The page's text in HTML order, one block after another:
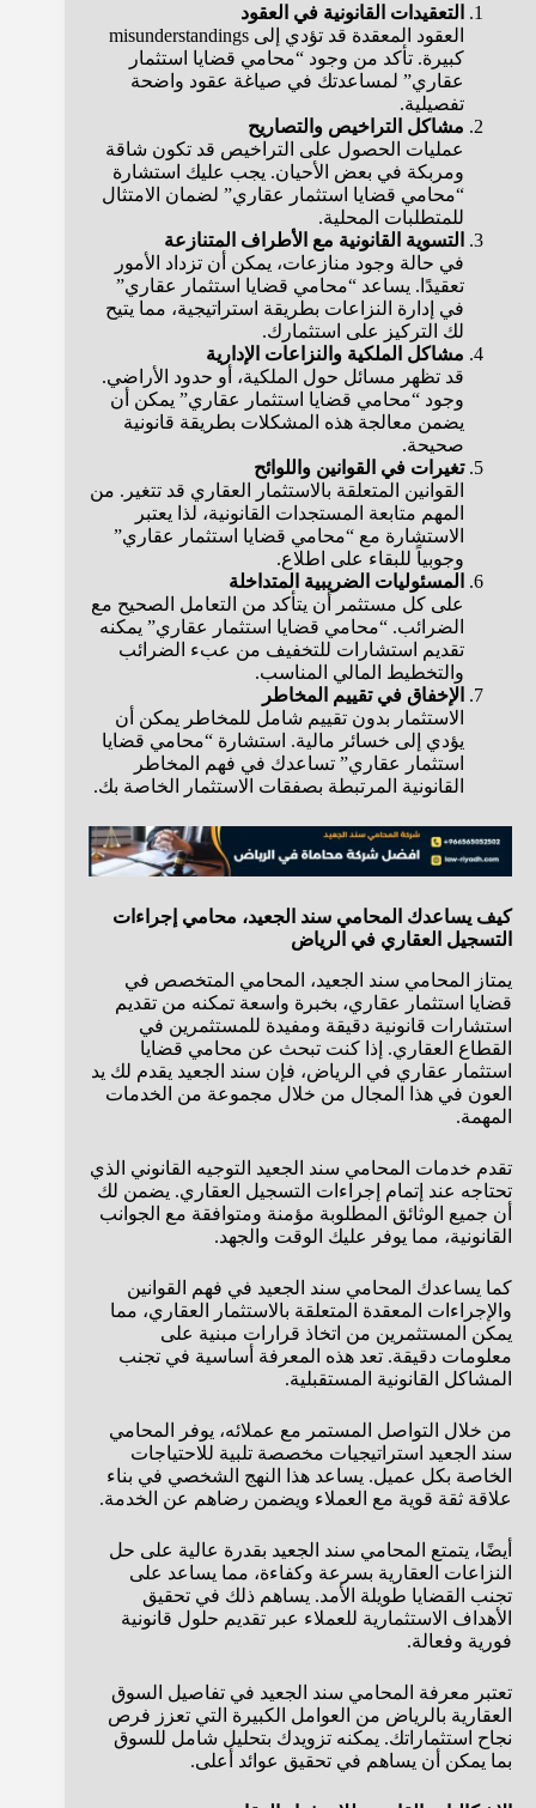
التعقيدات القانونية في العقود
العقود المعقدة قد تؤدي إلى misunderstandings
كبيرة. تأكد من وجود “محامي قضايا استثمار
عقاري” لمساعدتك في صياغة عقود واضحة
تفصيلية.
مشاكل التراخيص والتصاريح
عمليات الحصول على التراخيص قد تكون شاقة
ومربكة في بعض الأحيان. يجب عليك استشارة
“محامي قضايا استثمار عقاري” لضمان الامتثال
للمتطلبات المحلية.
التسوية القانونية مع الأطراف المتنازعة
في حالة وجود منازعات، يمكن أن تزداد الأمور
تعقيدًا. يساعد “محامي قضايا استثمار عقاري”
في إدارة النزاعات بطريقة استراتيجية، مما يتيح
لك التركيز على استثمارك.
مشاكل الملكية والنزاعات الإدارية
قد تظهر مسائل حول الملكية، أو حدود الأراضي.
وجود “محامي قضايا استثمار عقاري” يمكن أن
يضمن معالجة هذه المشكلات بطريقة قانونية
صحيحة.
تغيرات في القوانين واللوائح
القوانين المتعلقة بالاستثمار العقاري قد تتغير. من
المهم متابعة المستجدات القانونية، لذا يعتبر
الاستشارة مع “محامي قضايا استثمار عقاري”
وجوبياً للبقاء على اطلاع.
المسئوليات الضريبية المتداخلة
على كل مستثمر أن يتأكد من التعامل الصحيح مع
الضرائب. “محامي قضايا استثمار عقاري” يمكنه
تقديم استشارات للتخفيف من عبء الضرائب
والتخطيط المالي المناسب.
الإخفاق في تقييم المخاطر
الاستثمار بدون تقييم شامل للمخاطر يمكن أن
يؤدي إلى خسائر مالية. استشارة “محامي قضايا
استثمار عقاري” تساعدك في فهم المخاطر
القانونية المرتبطة بصفقات الاستثمار الخاصة بك.
كيف يساعدك المحامي سند الجعيد، محامي إجراءات
التسجيل العقاري في الرياض
يمتاز المحامي سند الجعيد، المحامي المتخصص في
قضايا استثمار عقاري، بخبرة واسعة تمكنه من تقديم
استشارات قانونية دقيقة ومفيدة للمستثمرين في
القطاع العقاري. إذا كنت تبحث عن محامي قضايا
استثمار عقاري في الرياض، فإن سند الجعيد يقدم لك يد
العون في هذا المجال من خلال مجموعة من الخدمات
المهمة.
تقدم خدمات المحامي سند الجعيد التوجيه القانوني الذي
تحتاجه عند إتمام إجراءات التسجيل العقاري. يضمن لك
أن جميع الوثائق المطلوبة مؤمنة ومتوافقة مع الجوانب
القانونية، مما يوفر عليك الوقت والجهد.
كما يساعدك المحامي سند الجعيد في فهم القوانين
والإجراءات المعقدة المتعلقة بالاستثمار العقاري، مما
يمكن المستثمرين من اتخاذ قرارات مبنية على
معلومات دقيقة. تعد هذه المعرفة أساسية في تجنب
المشاكل القانونية المستقبلية.
من خلال التواصل المستمر مع عملائه، يوفر المحامي
سند الجعيد استراتيجيات مخصصة تلبية للاحتياجات
الخاصة بكل عميل. يساعد هذا النهج الشخصي في بناء
علاقة ثقة قوية مع العملاء ويضمن رضاهم عن الخدمة.
أيضًا، يتمتع المحامي سند الجعيد بقدرة عالية على حل
النزاعات العقارية بسرعة وكفاءة، مما يساعد على
تجنب القضايا طويلة الأمد. يساهم ذلك في تحقيق
الأهداف الاستثمارية للعملاء عبر تقديم حلول قانونية
فورية وفعالة.
تعتبر معرفة المحامي سند الجعيد في تفاصيل السوق
العقارية بالرياض من العوامل الكبيرة التي تعزز فرص
نجاح استثماراتك. يمكنه تزويدك بتحليل شامل للسوق
بما يمكن أن يساهم في تحقيق عوائد أعلى.